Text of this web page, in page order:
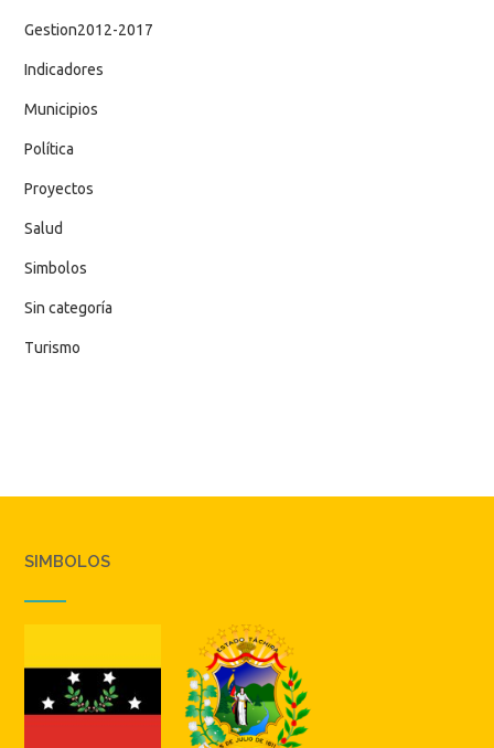
Gestion2012-2017
Indicadores
Municipios
Política
Proyectos
Salud
Simbolos
Sin categoría
Turismo
SIMBOLOS